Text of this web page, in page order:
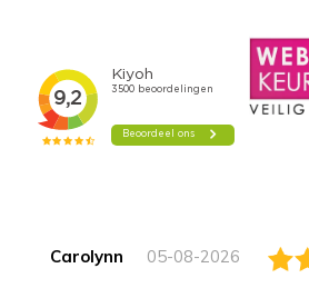
Carolynn 05-08-2026